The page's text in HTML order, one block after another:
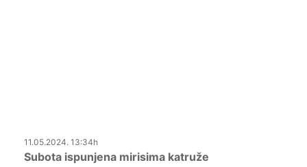
11.05.2024. 13:34h
Subota ispunjena mirisima katruže